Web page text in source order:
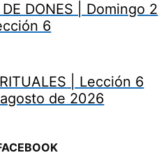
DE DONES | Domingo 2
6
| Lección 6
de 2026